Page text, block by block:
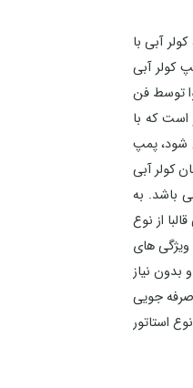
آبی با
کولر آبی
توسط فن
است که با
شود، پمپ
کولر آبی
باشد. به
از نوع
ویژگی های
بدون نیاز
صرفه جویی
استاتور